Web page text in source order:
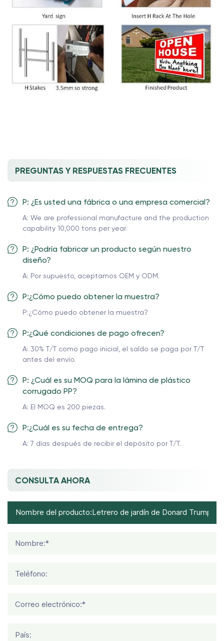
PREGUNTAS Y RESPUESTAS FRECUENTES
P: ¿Es usted una fábrica o una empresa comercial?
A: We are professional manufacture and the production
capability 10,000 tons per year.
P: ¿Podría fabricar un producto según nuestro
diseño?
A: Por supuesto, aceptamos OEM y ODM.
P:¿Cómo puedo obtener la muestra?
P:¿Cómo puedo obtener la muestra?
P:¿Qué condiciones de pago ofrecen?
A: 30% T/T como pago inicial, el saldo se paga por T/T
antes del envío.
P: ¿Cuál es su MOQ para la lámina de plástico
corrugado PP?
A: El MOQ es 200 piezas.
P:¿Cuál es su fecha de entrega?
A: 7 días después de recibir el depósito por T/T.
CONSULTA AHORA
Nombre:*
Teléfono:
Correo electrónico:*
País: